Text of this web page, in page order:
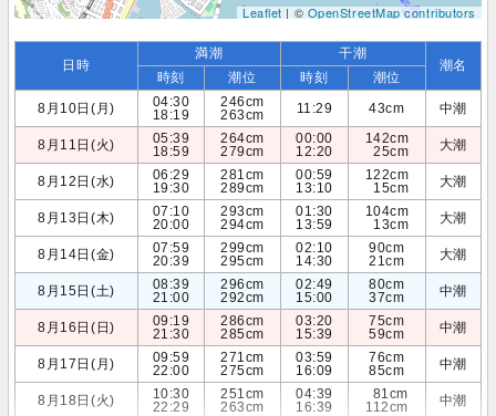
Leaflet| ©OpenStreetMap contributors
日時
満潮 干潮
潮名
時刻 潮位 時刻
潮位
8月10日(月)
04:30
18:19
246cm
263cm
11:29 43cm 中潮
8月11日(火)
05:39
18:59
264cm
279cm
00:00
12:20
142cm
25cm
大潮
8月12日(水)
06:29
19:30
281cm
289cm
00:59
13:10
122cm
15cm
大潮
8月13日(木)
07:10
20:00
293cm
294cm
01:30
13:59
104cm
13cm
大潮
8月14日(金)
07:59
20:39
299cm
295cm
02:10
14:30
90cm
21cm
大潮
8月15日(土)
08:39
21:00
296cm
292cm
02:49
15:00
80cm
37cm
中潮
8月16日(日)
09:19
21:30
286cm
285cm
03:20
15:39
75cm
59cm
中潮
8月17日(月)
09:59
22:00
271cm
275cm
03:59
16:09
76cm
85cm
中潮
8月18日(火)
10:30
22:29
251cm
263cm
04:39
16:39
81cm
112cm
中潮